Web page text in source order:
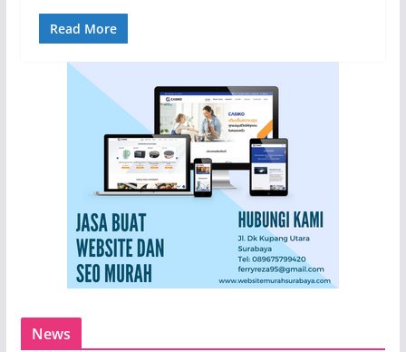
Read More
News